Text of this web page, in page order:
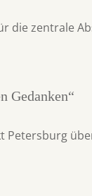
die zentrale
Gedanken“
Petersburg